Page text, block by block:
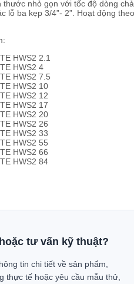
thước nhỏ gọn với tốc độ dòng
lỗ ba kẹp 3/4”- 2”. Hoạt động theo
HWS2 2.1
HWS2 4
HWS2 7.5
HWS2 10
HWS2 12
HWS2 17
HWS2 20
HWS2 26
HWS2 33
HWS2 55
HWS2 66
HWS2 84
tư vấn kỹ thuật?
tin chi tiết về sản phẩm,
thực tế hoặc yêu cầu mẫu thử,